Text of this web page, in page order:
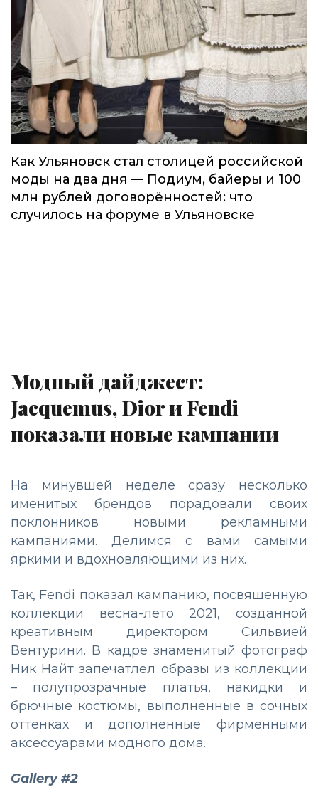
Как Ульяновск стал столицей российской
моды на два дня — Подиум, байеры и 100
млн рублей договорённостей: что
случилось на форуме в Ульяновске
Модный дайджест:
Jacquemus, Dior и Fendi
показали новые кампании
На минувшей неделе сразу несколько
именитых брендов порадовали своих
поклонников новыми рекламными
кампаниями. Делимся с вами самыми
яркими и вдохновляющими из них.
Так, Fendi показал кампанию, посвященную
коллекции весна-лето 2021, созданной
креативным директором Сильвией
Вентурини. В кадре знаменитый фотограф
Ник Найт запечатлел образы из коллекции
– полупрозрачные платья, накидки и
брючные костюмы, выполненные в сочных
оттенках и дополненные фирменными
аксессуарами модного дома.
Gallery #2